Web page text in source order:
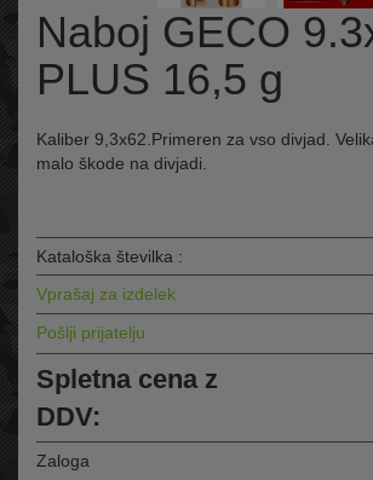
Naboj GECO
PLUS 16,5 g
Kaliber 9,3x62.Primeren za vso divjad.
malo škode na divjadi.
Kataloška številka :
Vprašaj za izdelek
Pošlji prijatelju
Spletna cena z
DDV:
Zaloga